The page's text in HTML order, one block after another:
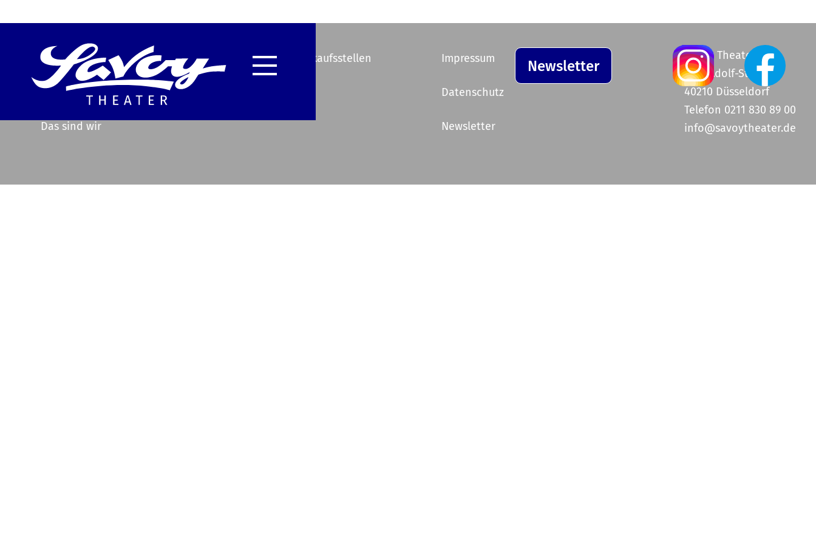
Newsletter
Highlights
Service & Information
Das sind wir
Unsere Vorverkaufsstellen Impressum
Datenschutz
Newsletter
Savoy Theater
Graf-Adolf-Straße 47
40210 Düsseldorf
Telefon 0211 830 89 00
info@savoytheater.de